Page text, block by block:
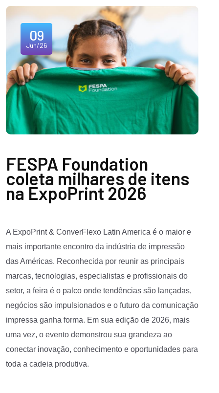
09
Jun/26
FESPA Foundation
coleta milhares de itens
na ExpoPrint 2026
A ExpoPrint & ConverFlexo Latin America é o maior e
mais importante encontro da indústria de impressão
das Américas. Reconhecida por reunir as principais
marcas, tecnologias, especialistas e profissionais do
setor, a feira é o palco onde tendências são lançadas,
negócios são impulsionados e o futuro da comunicação
impressa ganha forma. Em sua edição de 2026, mais
uma vez, o evento demonstrou sua grandeza ao
conectar inovação, conhecimento e oportunidades para
toda a cadeia produtiva.